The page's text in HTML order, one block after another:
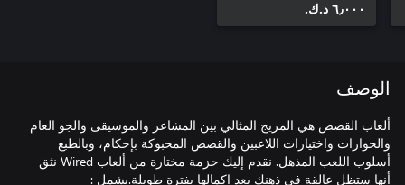
٦٫٠٠٠ د.ك.‏
الوصف
ألعاب القصص هي المزيج المثالي بين المشاعر والموسيقى والجو العام
والحوارات واختيارات اللاعبين والقصص المحبوكة بإحكام، وبالطبع
أسلوب اللعب المذهل. نقدم إليك حزمة مختارة من ألعاب Wired نثق